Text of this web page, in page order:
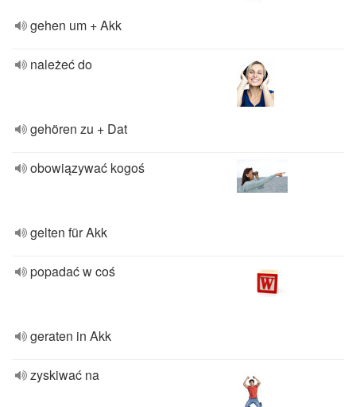
gehen um + Akk
należeć do
gehören zu + Dat
obowiązywać kogoś
gelten für Akk
popadać w coś
geraten in Akk
zyskiwać na